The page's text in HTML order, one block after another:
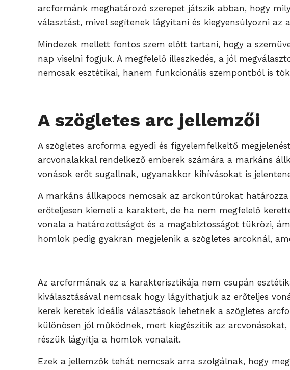
arcformánk meghatározó szerepet játszik abban, hogy
választást, mivel segítenek lágyítani és kiegyensúlyozni az
Mindezek mellett fontos szem előtt tartani, hogy a
nap viselni fogjuk. A megfelelő illeszkedés, a jól
nemcsak esztétikai, hanem funkcionális szempontból is
A szögletes arc jellemzői
A szögletes arcforma egyedi és figyelemfelkeltő
arcvonalakkal rendelkező emberek számára a markáns
vonások erőt sugallnak, ugyanakkor kihívásokat is
A markáns állkapocs nemcsak az arckontúrokat
erőteljesen kiemeli a karaktert, de ha nem megfelelő
vonala a határozottságot és a magabiztosságot tükrözi,
homlok pedig gyakran megjelenik a szögletes arcoknál,
Az arcformának ez a karakterisztikája nem csupán
kiválasztásával nemcsak hogy lágyíthatjuk az erőteljes
kerek keretek ideális választások lehetnek a szögletes
különösen jól működnek, mert kiegészítik az
részük lágyítja a homlok vonalait.
Ezek a jellemzők tehát nemcsak arra szolgálnak, hogy